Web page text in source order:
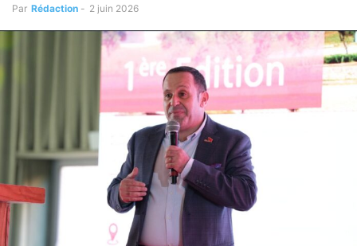
Par Rédaction - 2 juin 2026